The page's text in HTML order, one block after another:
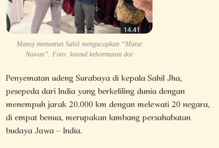
Manoj menuntun Sahil mengucapkan “Matur
Nuwun”. Foto: konsul kehormatan doc
Penyematan udeng Surabaya di kepala Sahil Jha,
pesepeda dari India yang berkeliling dunia dengan
menempuh jarak 20.000 km dengan melewati 20 negara,
di empat benua, merupakan lambang persahabatan
budaya Jawa – India.